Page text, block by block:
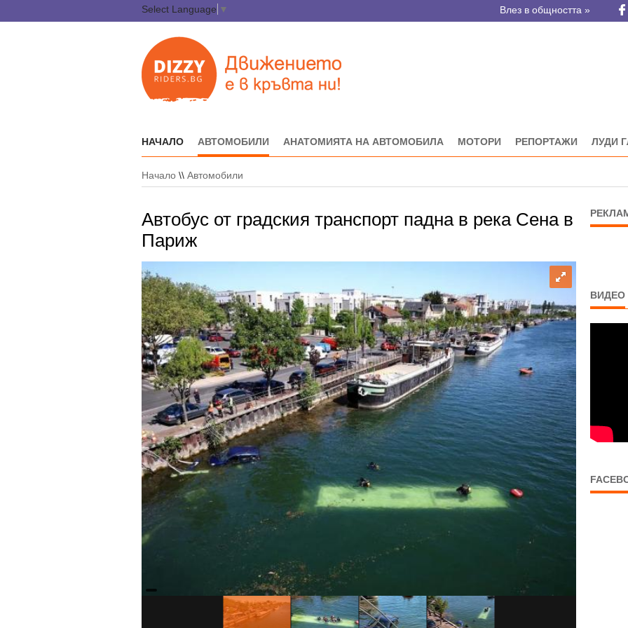
Select Language ▼ Влез в общността »
НАЧАЛО АВТОМОБИЛИ АНАТОМИЯТА НА АВТОМОБИЛА МОТОРИ РЕПОРТАЖИ ЛУДИ
Начало \\ Автомобили
Автобус от градския транспорт падна в река Сена в
Париж
ВИДЕО